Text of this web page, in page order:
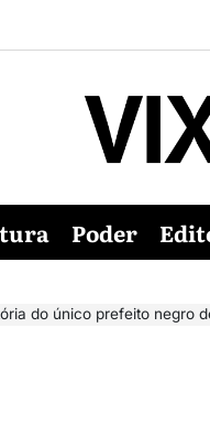
Poder
único prefeito negro de São